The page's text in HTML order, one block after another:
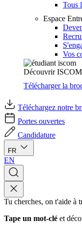
Tous
Espace
Vos
Découvrir ISCOM
Télécharger la
Téléchargez notre
Portes ouvertes
Candidature
FR
EN
Tu cherches, on t'aide à
Tape un mot-clé et